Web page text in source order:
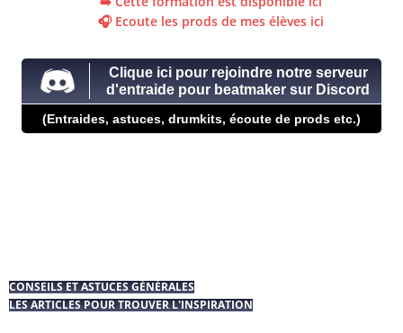
🎧 Ecoute les prods de mes élèves ici
Clique ici pour rejoindre notre serveur
d'entraide pour beatmaker sur Discord
(Entraides, astuces, drumkits, écoute de prods etc.)
CONSEILS ET ASTUCES GÉNÉRALES
LES ARTICLES POUR TROUVER L'INSPIRATION